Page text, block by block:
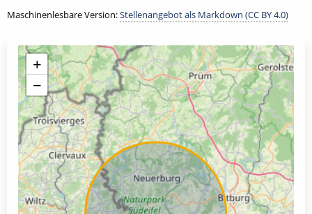
Maschinenlesbare Version:Stellenangebot als Markdown (CC BY 4.0)
+
−